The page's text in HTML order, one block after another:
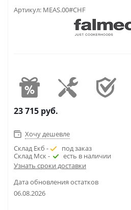
Артикул: MEAS.00#CHF
23 715 руб.
Хочу дешевле
Склад Екб -
под заказ
Склад Мск -
есть в наличии
Узнать сроки доставки
Дата обновления остатков
06.08.2026